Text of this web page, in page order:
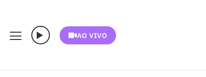
AO VIVO